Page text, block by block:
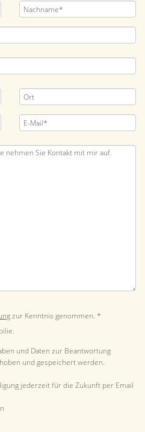
zur Kenntnis genommen. *
und Daten zur Beantwortung
und gespeichert werden.
jederzeit für die Zukunft per Email